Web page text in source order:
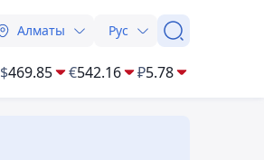
Алматы Рус
$469.85 €542.16 ₽5.78